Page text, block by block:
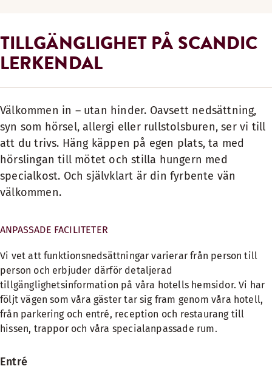
TILLGÄNGLIGHET PÅ SCANDIC
LERKENDAL
Välkommen in – utan hinder. Oavsett nedsättning,
syn som hörsel, allergi eller rullstolsburen, ser vi till
att du trivs. Häng käppen på egen plats, ta med
hörslingan till mötet och stilla hungern med
specialkost. Och självklart är din fyrbente vän
välkommen.
ANPASSADE FACILITETER
Vi vet att funktionsnedsättningar varierar från person till
person och erbjuder därför detaljerad
tillgänglighetsinformation på våra hotells hemsidor. Vi har
följt vägen som våra gäster tar sig fram genom våra hotell,
från parkering och entré, reception och restaurang till
hissen, trappor och våra specialanpassade rum.
Entré